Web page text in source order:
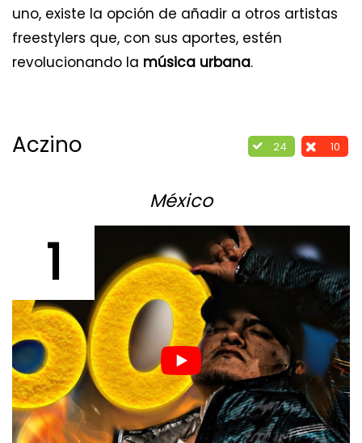
uno, existe la opción de añadir a otros artistas
freestylers que, con sus aportes, estén
revolucionando la música urbana.
24 10
Aczino
México
1